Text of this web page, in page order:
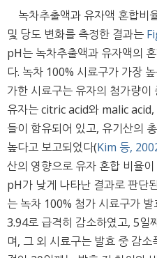
녹차추출액과 유자액 혼합비
및 당도 변화를 측정한 결과는
pH는 녹차추출액과 유자액의
다. 녹차 100% 시료구가 가장
가한 시료구는 유자의 첨가량이
유자는 citric acid와 malic
들이 함유되어 있고, 유기산의
높다고 보고되었다(Kim 등,
산의 영향으로 유자 혼합 비율
pH가 낮게 나타난 결과로 판단
는 녹차 100% 첨가 시료구가
3.94로 급격히 감소하였고, 5일
며, 그 외 시료구는 발효 중 감